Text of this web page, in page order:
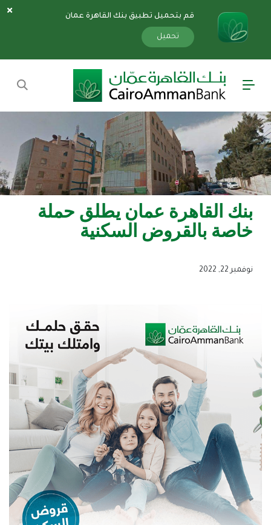
قم بتحميل تطبيق بنك القاهرة عمان
تحميل
بنك القاهرة عمان يطلق حملة
خاصة بالقروض السكنية
نوفمبر 22, 2022
سارة
«»